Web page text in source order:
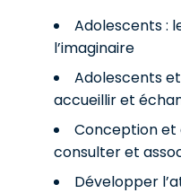
Adolescents :
l’imaginaire
Adolescents
accueillir et
Conception et
consulter et
Développer